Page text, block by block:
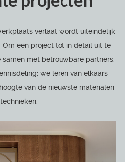
verlaat wordt uiteindelijk
Om een project tot in detail uit te
samen met betrouwbare partners.
we leren van elkaars
van de nieuwste materialen